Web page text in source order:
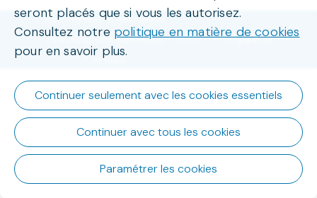
Conditions d'utilisation
Données personnelles
Cookies
Powered byOrganica
seront placés que si vous les autorisez.
Consultez notre politique en matière de cookies
pour en savoir plus.
Continuer seulement avec les cookies essentiels
Continuer avec tous les cookies
Paramétrer les cookies